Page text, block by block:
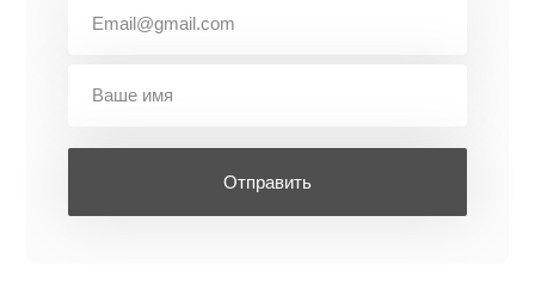
Отправить